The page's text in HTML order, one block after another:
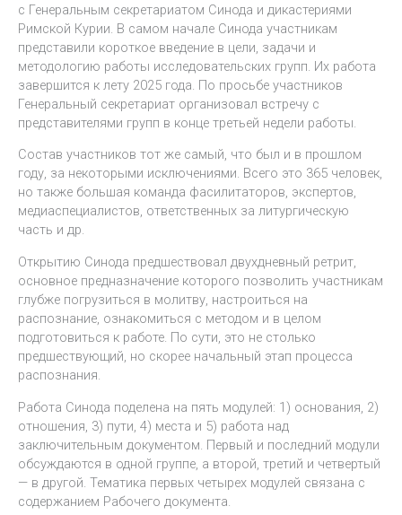
с Генеральным секретариатом Синода и дикастериями
Римской Курии. В самом начале Синода участникам
представили короткое введение в цели, задачи и
методологию работы исследовательских групп. Их работа
завершится к лету 2025 года. По просьбе участников
Генеральный секретариат организовал встречу с
представителями групп в конце третьей недели работы.
Состав участников тот же самый, что был и в прошлом
году, за некоторыми исключениями. Всего это 365 человек,
но также большая команда фасилитаторов, экспертов,
медиаспециалистов, ответственных за литургическую
часть и др.
Открытию Синода предшествовал двухдневный ретрит,
основное предназначение которого позволить участникам
глубже погрузиться в молитву, настроиться на
распознание, ознакомиться с методом и в целом
подготовиться к работе. По сути, это не столько
предшествующий, но скорее начальный этап процесса
распознания.
Работа Синода поделена на пять модулей: 1) основания, 2)
отношения, 3) пути, 4) места и 5) работа над
заключительным документом. Первый и последний модули
обсуждаются в одной группе, а второй, третий и четвертый
— в другой. Тематика первых четырех модулей связана с
содержанием Рабочего документа.